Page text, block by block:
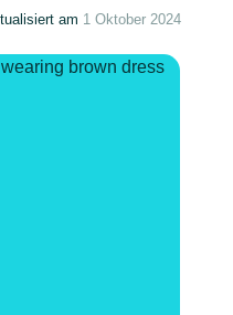
am 1 Oktober 2024